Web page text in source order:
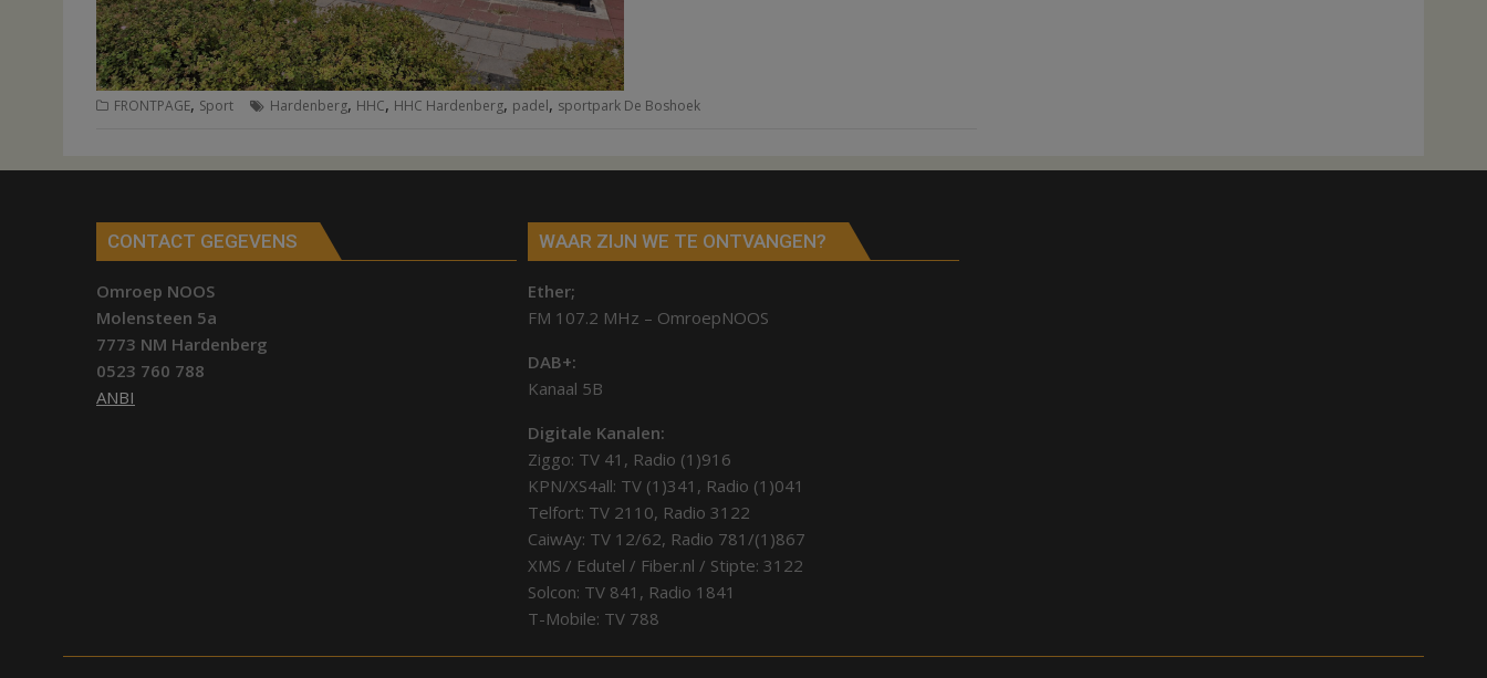
FRONTPAGE, Sport Hardenberg, HHC, HHC Hardenberg, padel, sportpark De Boshoek
CONTACT GEGEVENS
Omroep NOOS
Molensteen 5a
7773 NM Hardenberg
0523 760 788
ANBI
WAAR ZIJN WE TE ONTVANGEN?
Ether;
FM 107.2 MHz – OmroepNOOS
DAB+:
Kanaal 5B
Digitale Kanalen:
Ziggo: TV 41, Radio (1)916
KPN/XS4all: TV (1)341, Radio (1)041
Telfort: TV 2110, Radio 3122
CaiwAy: TV 12/62, Radio 781/(1)867
XMS / Edutel / Fiber.nl / Stipte: 3122
Solcon: TV 841, Radio 1841
T-Mobile: TV 788